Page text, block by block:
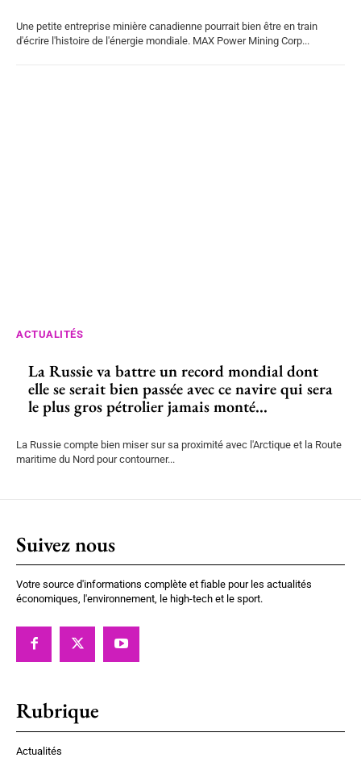
Une petite entreprise minière canadienne pourrait bien être en train
d'écrire l'histoire de l'énergie mondiale. MAX Power Mining Corp...
ACTUALITÉS
La Russie va battre un record mondial dont
elle se serait bien passée avec ce navire qui sera
le plus gros pétrolier jamais monté...
La Russie compte bien miser sur sa proximité avec l'Arctique et la Route
maritime du Nord pour contourner...
Suivez nous
Votre source d'informations complète et fiable pour les actualités
économiques, l'environnement, le high-tech et le sport.
Rubrique
Actualités